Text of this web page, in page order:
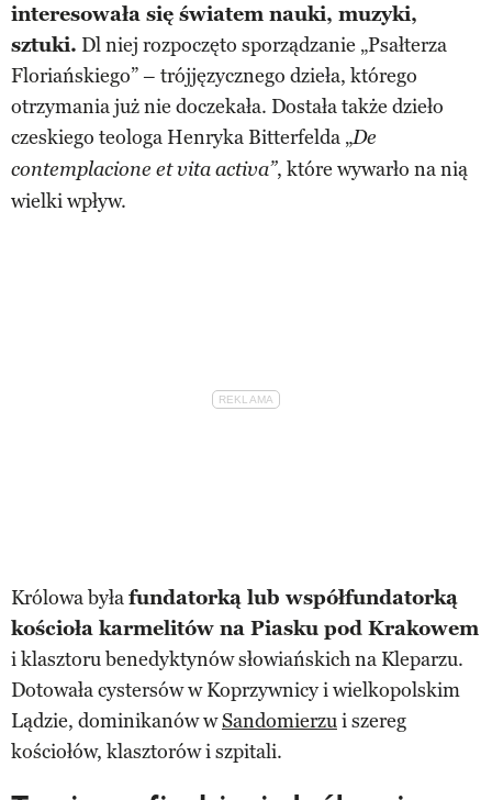
interesowała się światem nauki, muzyki,
sztuki. Dl niej rozpoczęto sporządzanie „Psałterza
Floriańskiego” – trójjęzycznego dzieła, którego
otrzymania już nie doczekała. Dostała także dzieło
czeskiego teologa Henryka Bitterfelda „De
contemplacione et vita activa”, które wywarło na nią
wielki wpływ.
Królowa byłafundatorką lub współfundatorką
kościoła karmelitów na Piasku pod Krakowem
i klasztoru benedyktynów słowiańskich na Kleparzu.
Dotowała cystersów w Koprzywnicy i wielkopolskim
Lądzie, dominikanów wSandomierzui szereg
kościołów, klasztorów i szpitali.